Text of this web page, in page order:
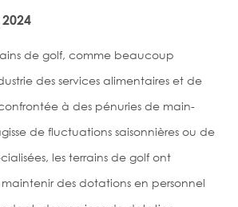
de golf, comme beaucoup
des services alimentaires et de
à des pénuries de main-
de fluctuations saisonnières ou de
les terrains de golf ont
des dotations en personnel